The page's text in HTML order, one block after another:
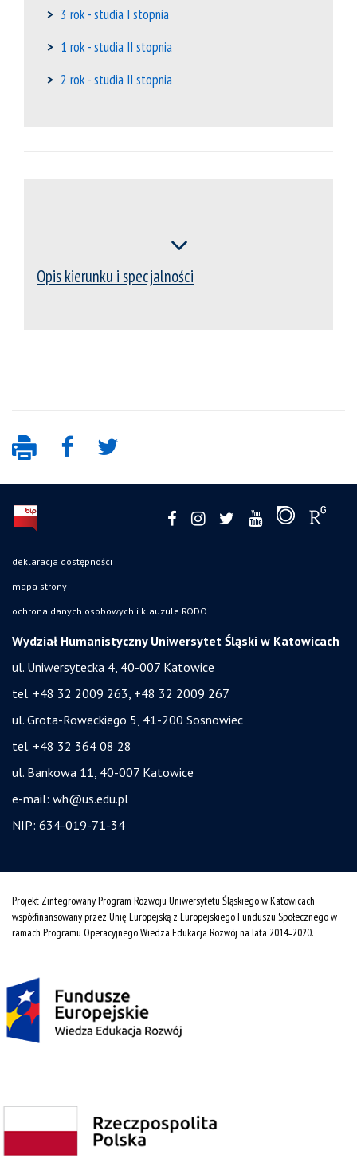
3 rok - studia I stopnia
1 rok - studia II stopnia
2 rok - studia II stopnia
Opis kierunku i specjalności
deklaracja dostępności
mapa strony
ochrona danych osobowych i klauzule RODO
Wydział Humanistyczny Uniwersytet Śląski w Katowicach
ul. Uniwersytecka 4, 40-007 Katowice
tel. +48 32 2009 263, +48 32 2009 267
ul. Grota-Roweckiego 5, 41-200 Sosnowiec
tel. +48 32 364 08 28
ul. Bankowa 11, 40-007 Katowice
e-mail: wh@us.edu.pl
NIP: 634-019-71-34
Projekt Zintegrowany Program Rozwoju Uniwersytetu Śląskiego w Katowicach
współfinansowany przez Unię Europejską z Europejskiego Funduszu Społecznego w
ramach Programu Operacyjnego Wiedza Edukacja Rozwój na lata 2014˗2020.